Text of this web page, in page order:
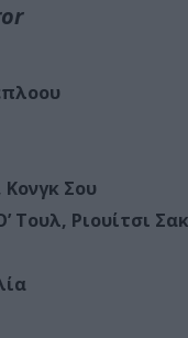
Σου
Τουλ, Ριουίτσι